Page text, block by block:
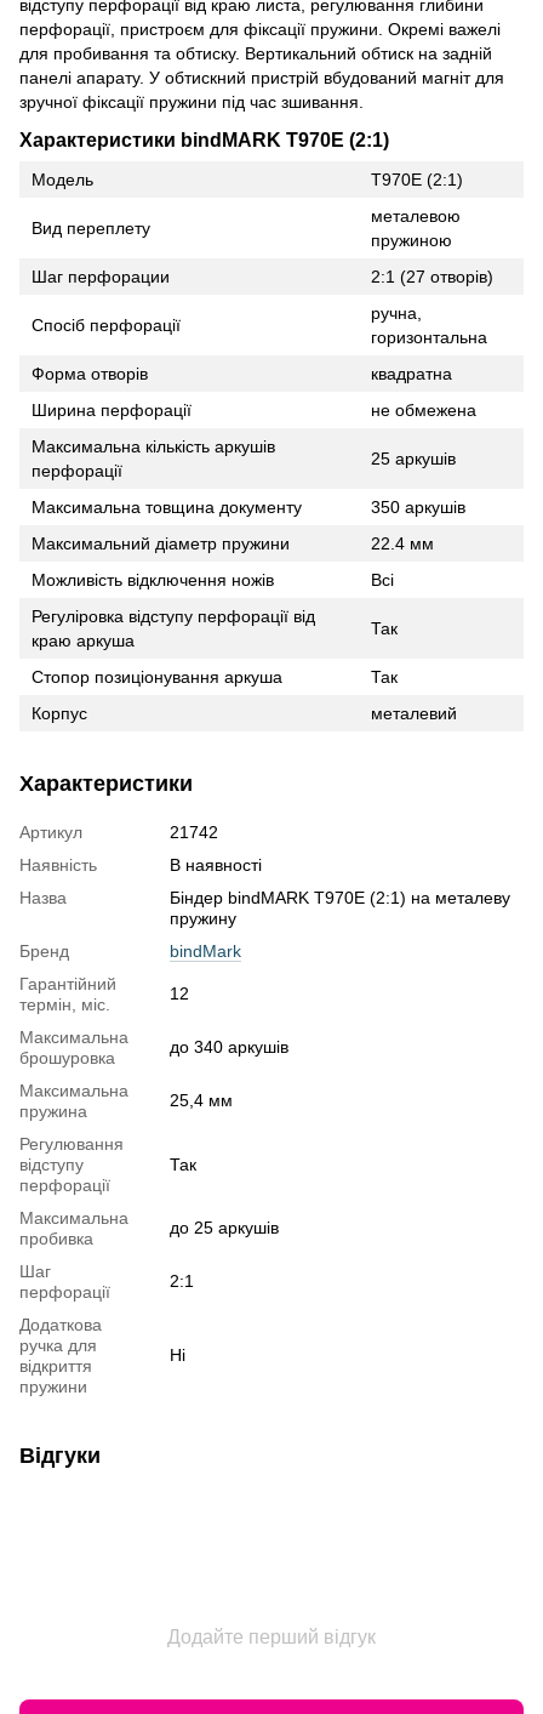
відступу перфорації від краю листа, регулювання глибини
перфорації, пристроєм для фіксації пружини. Окремі важелі
для пробивання та обтиску. Вертикальний обтиск на задній
панелі апарату. У обтискний пристрій вбудований магніт для
зручної фіксації пружини під час зшивання.
Характеристики bindMARK T970E (2:1)
Модель T970E (2:1)
Вид переплету
металевою
пружиною
Шаг перфорации
2:1 (27 отворів)
Спосіб перфорації
ручна,
горизонтальна
Форма отворів
квадратна
Ширина перфорації
не обмежена
Максимальна кількість аркушів
перфорації
25 аркушів
Максимальна товщина документу
350 аркушів
Максимальний діаметр пружини
22.4 мм
Можливість відключення ножів
Всі
Регуліровка відступу перфорації від
краю аркуша
Так
Стопор позиціонування аркуша
Так
Корпус
металевий
Характеристики
Артикул
21742
Наявність
В наявності
Назва
Біндер bindMARK Т970E (2:1) на металеву
пружину
Бренд
bindMark
Гарантійний
термін, міс.
12
Максимальна
брошуровка
до 340 аркушів
Максимальна
пружина
25,4 мм
Регулювання
відступу
перфорації
Так
Максимальна
пробивка
до 25 аркушів
Шаг
перфорації
2:1
Додаткова
ручка для
відкриття
пружини
Ні
Відгуки
Додайте перший відгук